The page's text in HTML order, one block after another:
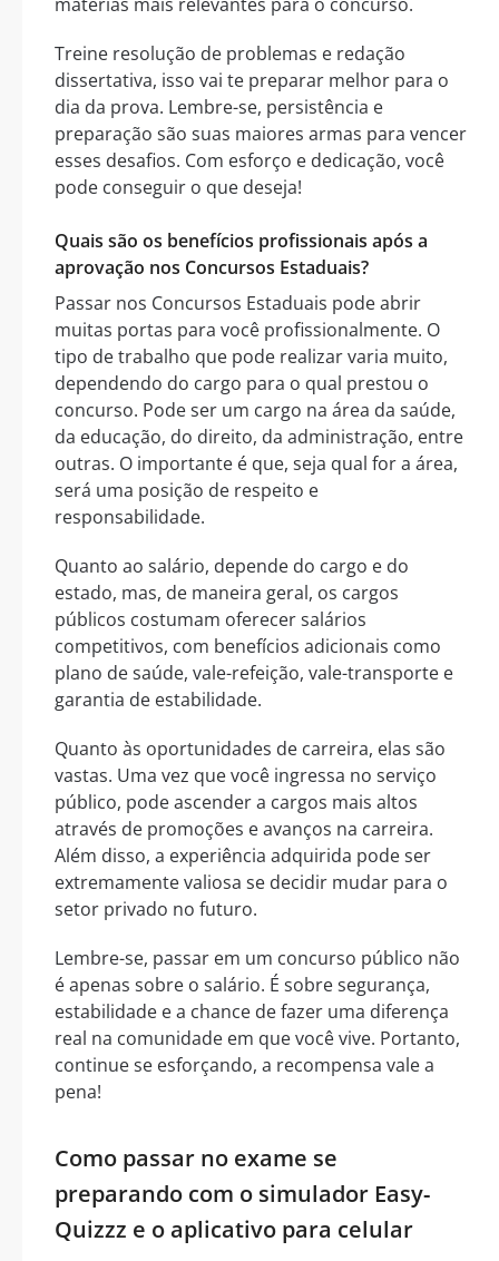
Treine resolução de problemas e redação
dissertativa, isso vai te preparar melhor para o
dia da prova. Lembre-se, persistência e
preparação são suas maiores armas para vencer
esses desafios. Com esforço e dedicação, você
pode conseguir o que deseja!
Quais são os benefícios profissionais após a
aprovação nos Concursos Estaduais?
Passar nos Concursos Estaduais pode abrir
muitas portas para você profissionalmente. O
tipo de trabalho que pode realizar varia muito,
dependendo do cargo para o qual prestou o
concurso. Pode ser um cargo na área da saúde,
da educação, do direito, da administração, entre
outras. O importante é que, seja qual for a área,
será uma posição de respeito e
responsabilidade.
Quanto ao salário, depende do cargo e do
estado, mas, de maneira geral, os cargos
públicos costumam oferecer salários
competitivos, com benefícios adicionais como
plano de saúde, vale-refeição, vale-transporte e
garantia de estabilidade.
Quanto às oportunidades de carreira, elas são
vastas. Uma vez que você ingressa no serviço
público, pode ascender a cargos mais altos
através de promoções e avanços na carreira.
Além disso, a experiência adquirida pode ser
extremamente valiosa se decidir mudar para o
setor privado no futuro.
Lembre-se, passar em um concurso público não
é apenas sobre o salário. É sobre segurança,
estabilidade e a chance de fazer uma diferença
real na comunidade em que você vive. Portanto,
continue se esforçando, a recompensa vale a
pena!
Como passar no exame se
preparando com o simulador Easy-
Quizzz e o aplicativo para celular